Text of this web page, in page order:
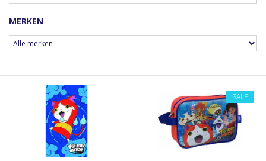
MERKEN
SALE